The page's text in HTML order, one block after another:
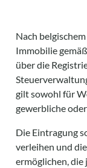
Nach
Immobilie
über die
gilt sowohl für
gewerbliche
Die Eintragung
verleihen und
ermöglichen,